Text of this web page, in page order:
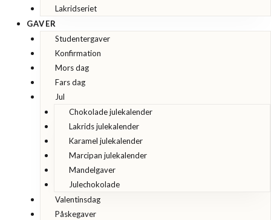
Lakridseriet
GAVER
Studentergaver
Konfirmation
Mors dag
Fars dag
Jul
Chokolade julekalender
Lakrids julekalender
Karamel julekalender
Marcipan julekalender
Mandelgaver
Julechokolade
Valentinsdag
Påskegaver